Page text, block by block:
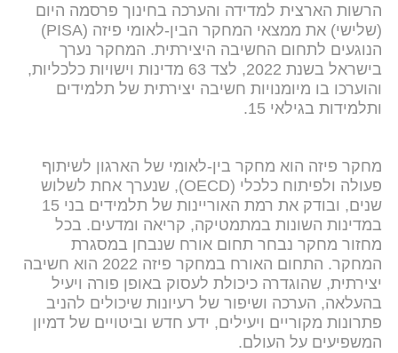
הרשות הארצית למדידה והערכה בחינוך פרסמה היום
(שלישי) את ממצאי המחקר הבין-לאומי פיזה (PISA)
הנוגעים לתחום החשיבה היצירתית. המחקר נערך
בישראל בשנת 2022, לצד 63 מדינות וישויות כלכליות,
והוערכו בו מיומנויות חשיבה יצירתית של תלמידים
ותלמידות בגילאי 15.
מחקר פיזה הוא מחקר בין-לאומי של הארגון לשיתוף
פעולה ולפיתוח כלכלי (OECD), שנערך אחת לשלוש
שנים, ובודק את רמת האוריינות של תלמידים בני 15
במדינות השונות במתמטיקה, קריאה ומדעים. בכל
מחזור מחקר נבחר תחום אורח שנבחן במסגרת
המחקר. התחום האורח במחקר פיזה 2022 הוא חשיבה
יצירתית, שהוגדרה כיכולת לעסוק באופן פורה ויעיל
בהעלאה, הערכה ושיפור של רעיונות שיכולים להניב
פתרונות מקוריים ויעילים, ידע חדש וביטויים של דמיון
המשפיעים על העולם.